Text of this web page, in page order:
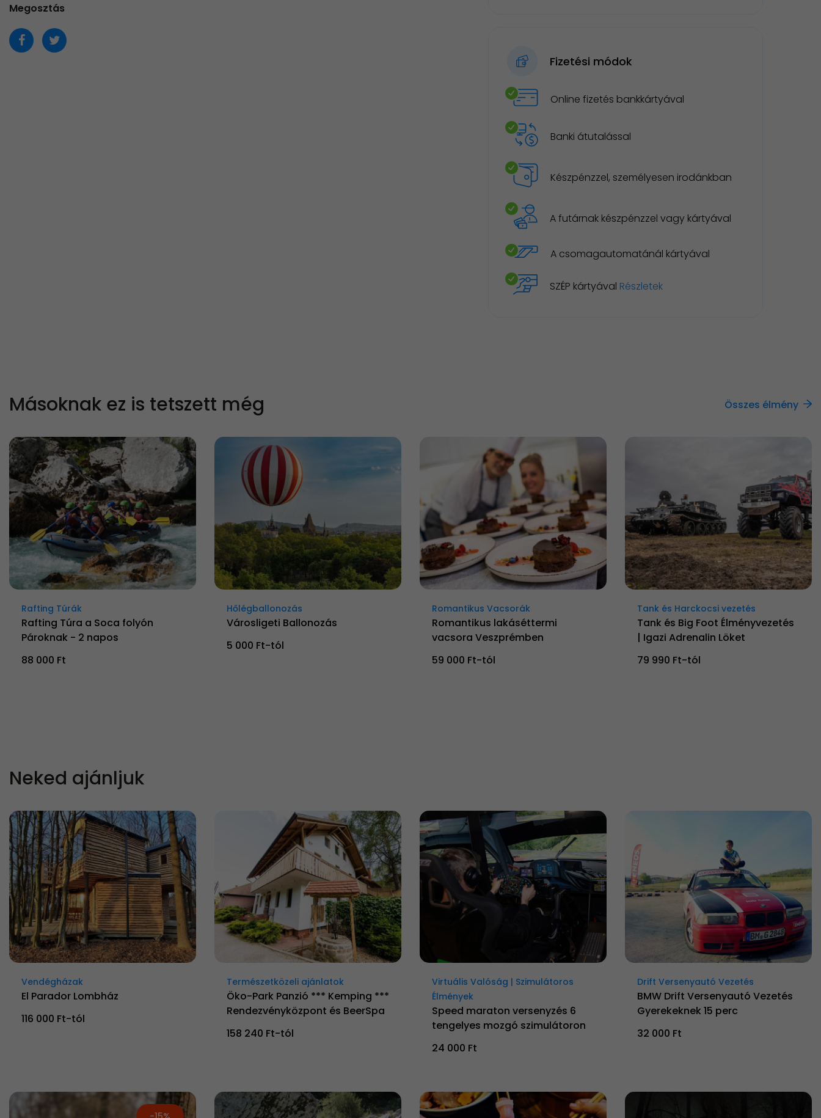
Megosztás
Fizetési módok
Online fizetés bankkártyával
Banki átutalással
Készpénzzel, személyesen irodánkban
A futárnak készpénzzel vagy kártyával
A csomagautomatánál kártyával
SZÉP kártyával Részletek
Másoknak ez is tetszett még Összes élmény
Rafting Túrák
Rafting Túra a Soca folyón
Pároknak - 2 napos
88 000 Ft
Hőlégballonozás
Városligeti Ballonozás
5 000 Ft-tól
Romantikus Vacsorák
Romantikus lakáséttermi
vacsora Veszprémben
59 000 Ft-tól
Tank és Harckocsi vezetés
Tank és Big Foot Élményvezetés
| Igazi Adrenalin Löket
79 990 Ft-tól
Neked ajánljuk
Vendégházak
El Parador Lombház
116 000 Ft-tól
Természetközeli ajánlatok
Öko-Park Panzió *** Kemping ***
Rendezvényközpont és BeerSpa
158 240 Ft-tól
Virtuális Valóság | Szimulátoros
Élmények
Speed maraton versenyzés 6
tengelyes mozgó szimulátoron
24 000 Ft
Drift Versenyautó Vezetés
BMW Drift Versenyautó Vezetés
Gyerekeknek 15 perc
32 000 Ft